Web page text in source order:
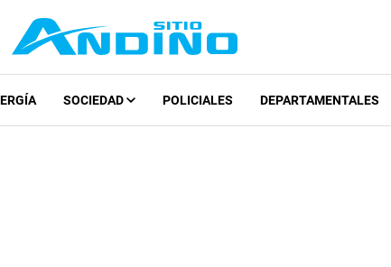
SOCIEDAD POLICIALES DEPARTAMENTALES